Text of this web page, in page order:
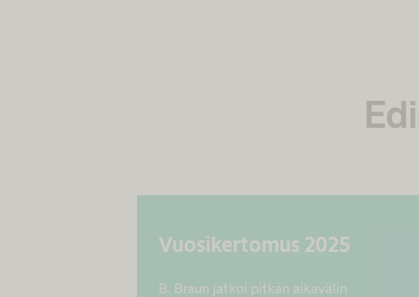
Vuosikertomus 2025
B. Braun jatkoi pitkän aikavälin